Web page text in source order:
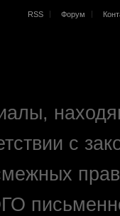
RSS Форум
с